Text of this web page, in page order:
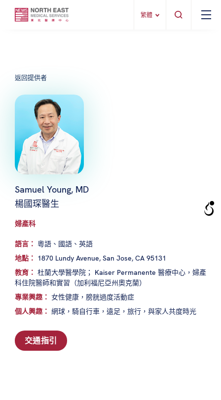
繁體
返回提供者
Samuel Young, MD
楊國琛醫生
婦產科
語言： 粵語、國語、英語
地點： 1870 Lundy Avenue, San Jose, CA 95131
教育： 杜蘭大學醫學院； Kaiser Permanente 醫療中心，婦產
科住院醫師和實習（加利福尼亞州奧克蘭）
專業興趣： 女性健康，膀胱過度活動症
個人興趣： 網球，騎自行車，遠足，旅行，與家人共度時光
交通指引